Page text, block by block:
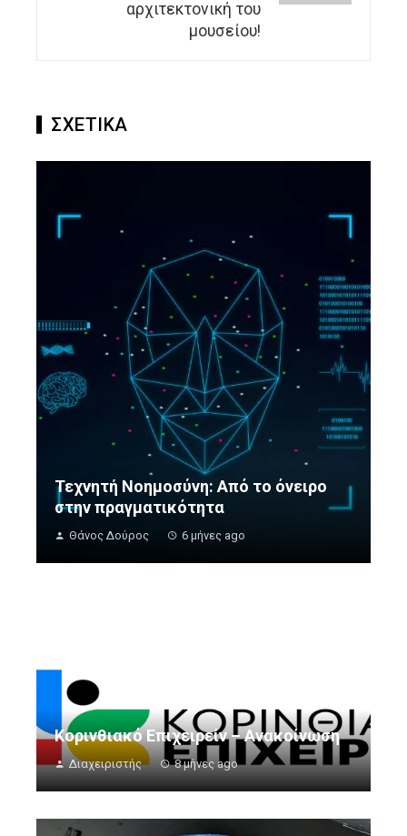
αρχιτεκτονική του
μουσείου!
ΣΧΕΤΙΚΑ
Τεχνητή Νοημοσύνη: Από το όνειρο
στην πραγματικότητα
Θάνος Δούρος 6 μήνες ago
Κορινθιακό Επιχειρείν – Ανακοίνωση
Διαχειριστής 8 μήνες ago